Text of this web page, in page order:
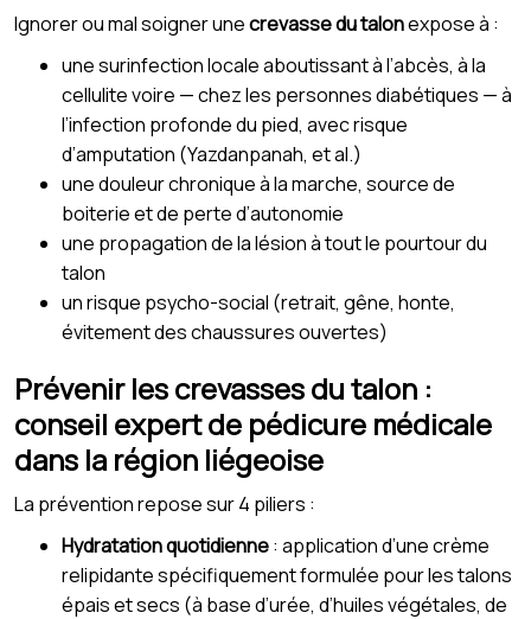
Ignorer ou mal soigner unecrevasse du talonexpose à :
une surinfection locale aboutissant à l’abcès, à la
cellulite voire — chez les personnes diabétiques — à
l’infection profonde du pied, avec risque
d’amputation (Yazdanpanah, et al.)
une douleur chronique à la marche, source de
boiterie et de perte d’autonomie
une propagation de la lésion à tout le pourtour du
talon
un risque psycho-social (retrait, gêne, honte,
évitement des chaussures ouvertes)
Prévenir les crevasses du talon :
conseil expert de pédicure médicale
dans la région liégeoise
La prévention repose sur 4 piliers :
Hydratation quotidienne: application d’une crème
relipidante spécifiquement formulée pour les talons
épais et secs (à base d’urée, d’huiles végétales, de